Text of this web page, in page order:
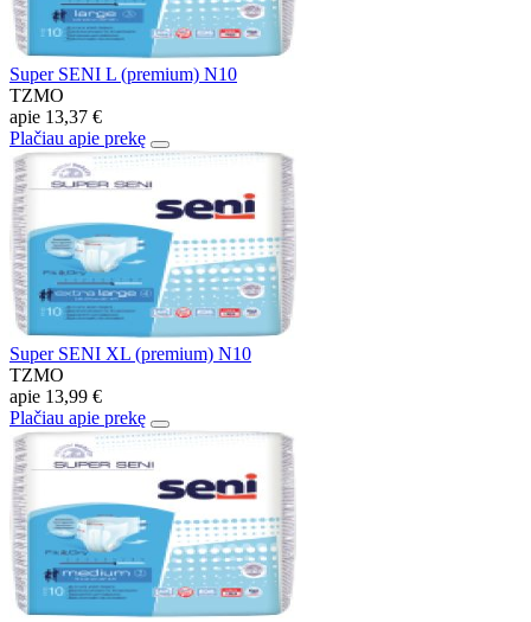
Super SENI L (premium) N10
TZMO
apie 13,37 €
Plačiau apie prekę
Super SENI XL (premium) N10
TZMO
apie 13,99 €
Plačiau apie prekę